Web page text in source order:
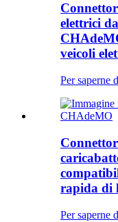
elettrici
veicoli
Per saperne
rapida di
Per saperne